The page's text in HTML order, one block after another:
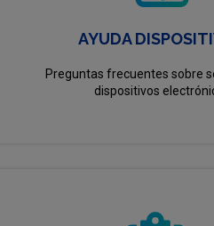
AYUDA
Preguntas frecuentes sobre
dispositivos